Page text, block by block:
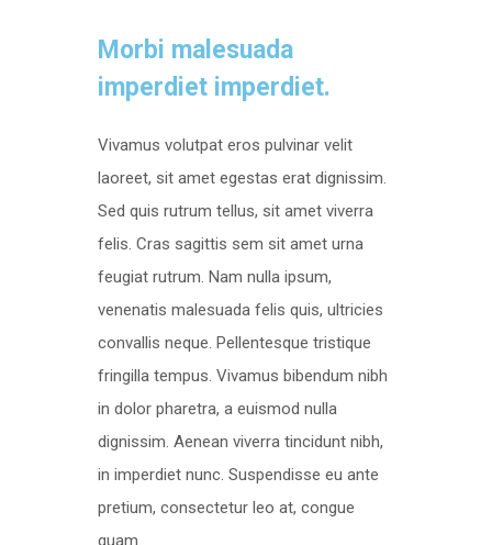
Morbi malesuada
imperdiet imperdiet.
Vivamus volutpat eros pulvinar velit
laoreet, sit amet egestas erat dignissim.
Sed quis rutrum tellus, sit amet viverra
felis. Cras sagittis sem sit amet urna
feugiat rutrum. Nam nulla ipsum,
venenatis malesuada felis quis, ultricies
convallis neque. Pellentesque tristique
fringilla tempus. Vivamus bibendum nibh
in dolor pharetra, a euismod nulla
dignissim. Aenean viverra tincidunt nibh,
in imperdiet nunc. Suspendisse eu ante
pretium, consectetur leo at, congue
quam.